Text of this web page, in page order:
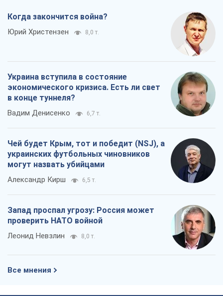
Когда закончится война?
Юрий Христензен 8,0 т.
Украина вступила в состояние
экономического кризиса. Есть ли свет
в конце туннеля?
Вадим Денисенко 6,7 т.
Чей будет Крым, тот и победит (NSJ), а
украинских футбольных чиновников
могут назвать убийцами
Александр Кирш 6,5 т.
Запад проспал угрозу: Россия может
проверить НАТО войной
Леонид Невзлин 8,0 т.
Все мнения